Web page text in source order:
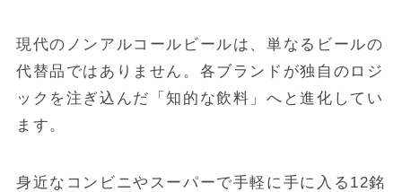
現代のノンアルコールビールは、単なるビールの
代替品ではありません。各ブランドが独自のロジ
ックを注ぎ込んだ「知的な飲料」へと進化してい
ます。
身近なコンビニやスーパーで手軽に手に入る12銘